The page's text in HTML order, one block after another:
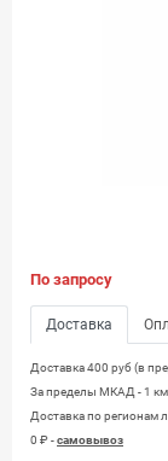
По запросу
Доставка
Доставка 400 руб (в
За пределы МКАД - 1
Доставка по регионам
0 ₽ -самовывоз